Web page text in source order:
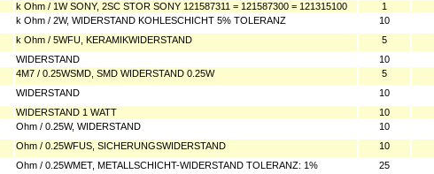
k Ohm / 1W SONY, 2SC STOR SONY 121587311 = 121587300 = 121315100 1
k Ohm / 2W, WIDERSTAND KOHLESCHICHT 5% TOLERANZ 10
k Ohm / 5WFU, KERAMIKWIDERSTAND 5
WIDERSTAND 10
4M7 / 0.25WSMD, SMD WIDERSTAND 0.25W 5
WIDERSTAND 10
WIDERSTAND 1 WATT 10
Ohm / 0.25W, WIDERSTAND 10
Ohm / 0.25WFUS, SICHERUNGSWIDERSTAND 10
Ohm / 0.25WMET, METALLSCHICHT-WIDERSTAND TOLERANZ: 1% 25